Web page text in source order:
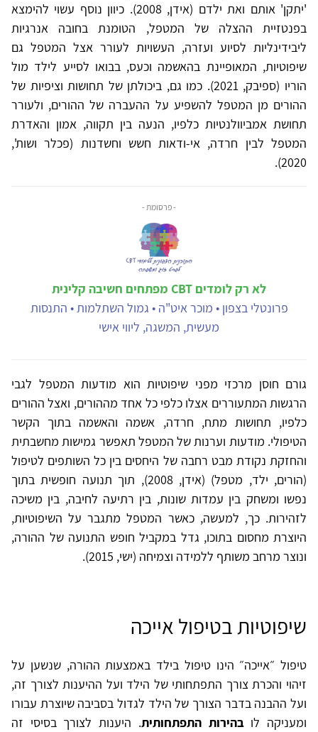
'יתקן' אותם ואת ילדם (אידן, 2008). כיוון נוסף עשוי להימצא
בפנטזיית ההצלה של המטפל, הטומנת בחובה אנרגיות
ליבידינליות לסיוע ועזרה, העשויות לעורר אצל המטפל גם
שיפוטיות, המאופיינת בהאשמה וכעס, בבואו לסייע לילד מול
הוריו (ספיבק, 2021). כמו גם, ביכולתן של תחושות וציפיות של
ההורים מן המטפל להשפיע על ההעברה של ההורים, ולעורר
תחושת אמביוולנטיות כלפיו, הנעה בין תקווה, אמון והאדרת
המטפל לבין חרדה, אי-ודאות חשש וחשדנות (פכלר ושות',
2020).
- פרסומת -
לא רק לומדים CBT מפתחים חשיבה קלינית
פרונטלי בצפון • מוכר איט"ה • גמול השתלמות • התנסות
מעשית, המשגה, ליווי אישי
גורם חוסן מרכזי מפני שיפוטיות הוא מודעות המטפל לגבי
הרגשות המתעוררים אצלו כלפי כל אחד מההורים, ואצל ההורים
כלפיו, תחושות מתח, חרדה, אשמה והאשמה בתוך הקשר
הטיפולי. מודעות וערנות של המטפל תאפשר גמישות מחשבתית
והחזקת נקודת מבט רחבה של היחסים בין כל השותפים לטיפול
(הורים, ילד, מטפל) (אידן, 2008), תוך תנועה חופשית בתוך
נפשו ומשחק בין עמדות שונות, בין רתיעה לחיבה, בין משיכה
לזהירות. כך, למעשה, כאשר המטפל מתגבר על השיפוטיות,
היוצרת מחסום בתוכו, גדל במקביל חופש התנועה של ההורה,
ונוצר מרחב משותף ללמידה וצמיחה (ישי, 2015).
שיפוטיות בטיפול אייכה
טיפול ״אייכה״ הינו טיפול בילד באמצעות ההורה, שנשען על
זיהוי והכרת צורך התפתחותי של הילד ועל ההיענות לצורך זה,
ועל ההבנה בדבר הצורך של הילד לגדול בסביבה שיוצרת עבורו
ומעניקה לובהירות התפתחותית. היענות לצורך בסיסי זה